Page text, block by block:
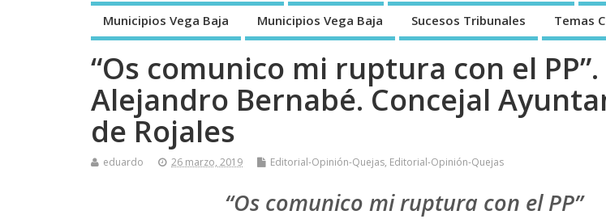
Municipios Vega Baja Municipios Vega Baja Sucesos Tribunales Temas
“Os comunico mi ruptura con el PP”.
Alejandro Bernabé. Concejal
de Rojales
eduardo 26 marzo, 2019 Editorial-Opinión-Quejas, Editorial-Opinión-Quejas
“Os comunico mi ruptura con el PP”